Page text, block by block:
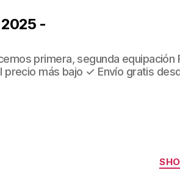
-
primera, segunda equipación
precio más bajo ✓ Envío gratis